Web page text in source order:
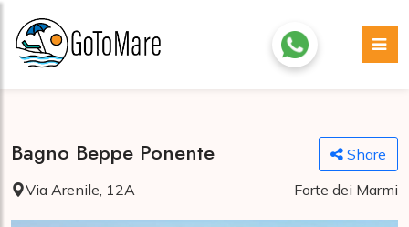
Bagno Beppe Ponente
Share
Via Arenile, 12A
Forte dei Marmi